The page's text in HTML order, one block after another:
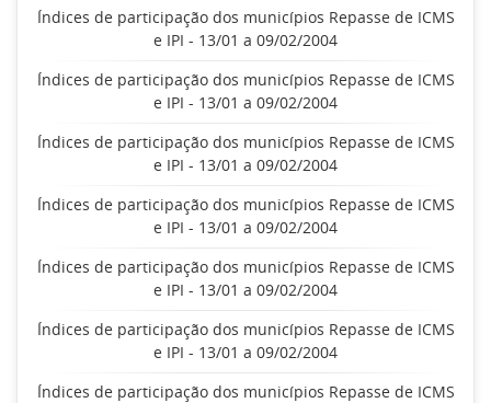
Índices de participação dos municípios Repasse de ICMS
e IPI - 13/01 a 09/02/2004
Índices de participação dos municípios Repasse de ICMS
e IPI - 13/01 a 09/02/2004
Índices de participação dos municípios Repasse de ICMS
e IPI - 13/01 a 09/02/2004
Índices de participação dos municípios Repasse de ICMS
e IPI - 13/01 a 09/02/2004
Índices de participação dos municípios Repasse de ICMS
e IPI - 13/01 a 09/02/2004
Índices de participação dos municípios Repasse de ICMS
e IPI - 13/01 a 09/02/2004
Índices de participação dos municípios Repasse de ICMS